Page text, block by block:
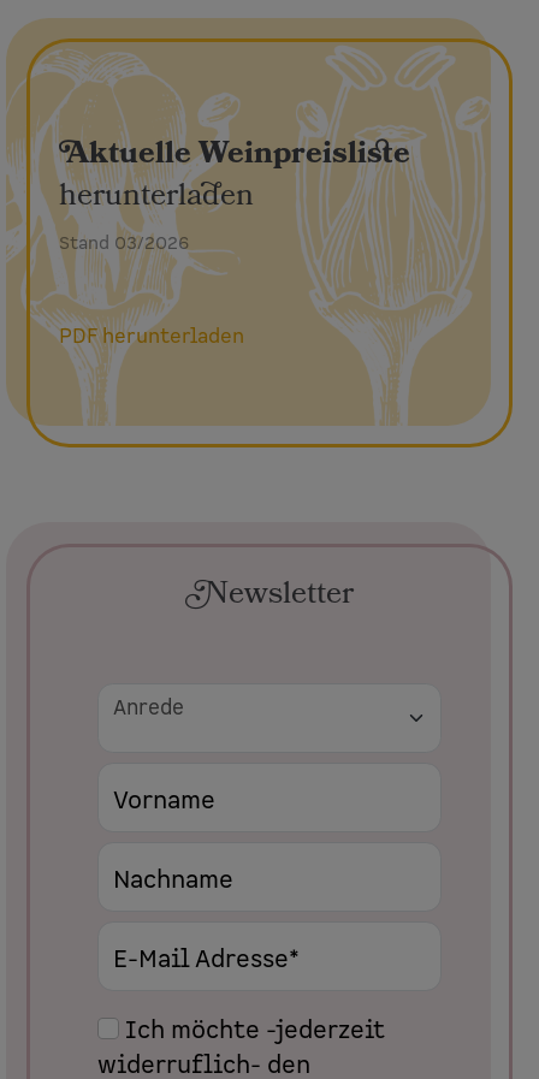
Aktuelle Weinpreisliste
herunterladen
Stand 03/2026
PDF herunterladen
Newsletter